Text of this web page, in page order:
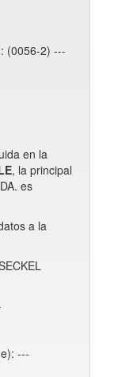
(0056-2) ---
en la
, la principal
es
a la
---